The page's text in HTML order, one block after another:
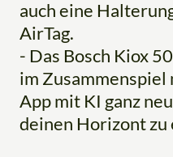
auch eine
AirTag.
- Das Bosch Kiox
im Zusammenspiel
App mit KI ganz
deinen Horizont